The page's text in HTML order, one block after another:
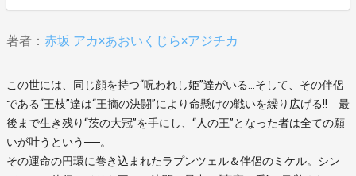
著者： 赤坂 アカ×あおいくじら×アジチカ
この世には、同じ顔を持つ“呪われし姫”達がいる…そして、その伴侶
である“王枝”達は“王摘の決闘”により命懸けの戦いを繰り広げる!! 最
後まで生き残り“茨の大冠”を手にし、“人の王”となった者は全ての願
いが叶うという──。
その運命の円環に巻き込まれたラプンツェル＆伴侶のミケル。シン